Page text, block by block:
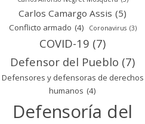
Carlos Camargo Assis (5)
Conflicto armado (4) Coronavirus (3)
COVID-19 (7)
Defensor del Pueblo (7)
Defensores y defensoras de derechos
humanos (4)
Defensoría del